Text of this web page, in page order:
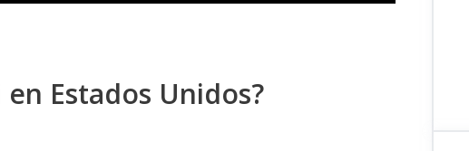
Estados Unidos?